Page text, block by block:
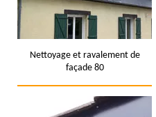
Nettoyage et ravalement de
façade 80